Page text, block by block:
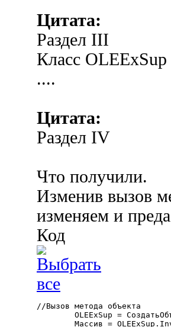
Цитата:
Раздел III
Класс OLEExSup
....
Цитата:
Раздел IV
Что получили.
Изменив вызов
изменяем и
Код
//Вызов метода объекта